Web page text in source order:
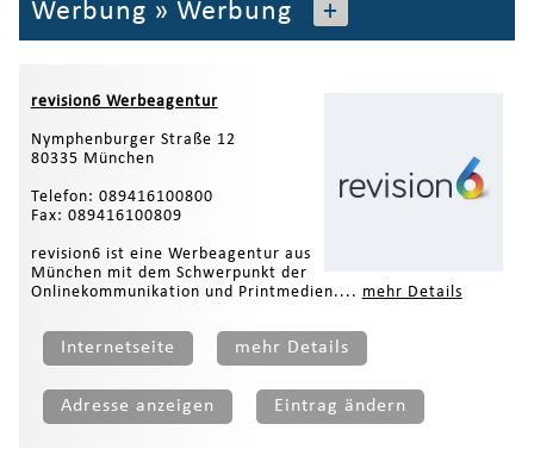
Werbung » Werbung +
revision6 Werbeagentur
Nymphenburger Straße 12
80335 München
Telefon: 089416100800
Fax: 089416100809
revision6 ist eine Werbeagentur aus
München mit dem Schwerpunkt der
Onlinekommunikation und Printmedien.... mehr Details
Internetseite mehr Details
Adresse anzeigen Eintrag ändern